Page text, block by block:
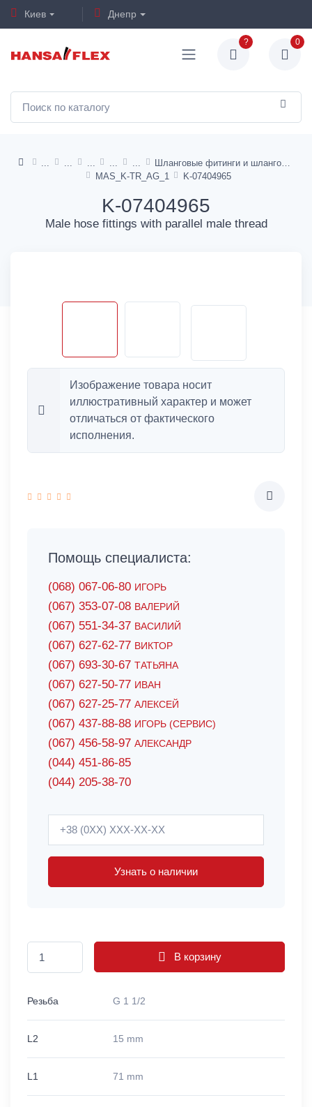
Киев Днепр
? 0
MAS_K-TR_AG_1
K-07404965
K-07404965
Male hose fittings with parallel male thread
Изображение товара носит
иллюстративный характер и может
отличаться от фактического
исполнения.
Помощь специалиста:
(068) 067-06-80 ИГОРЬ
(067) 353-07-08 ВАЛЕРИЙ
(067) 551-34-37 ВАСИЛИЙ
(067) 627-62-77 ВИКТОР
(067) 693-30-67 ТАТЬЯНА
(067) 627-50-77 ИВАН
(067) 627-25-77 АЛЕКСЕЙ
(067) 437-88-88 ИГОРЬ (СЕРВИС)
(067) 456-58-97 АЛЕКСАНДР
(044) 451-86-85
(044) 205-38-70
Узнать о наличии
В корзину
Резьба G 1 1/2
L2 15 mm
L1 71 mm